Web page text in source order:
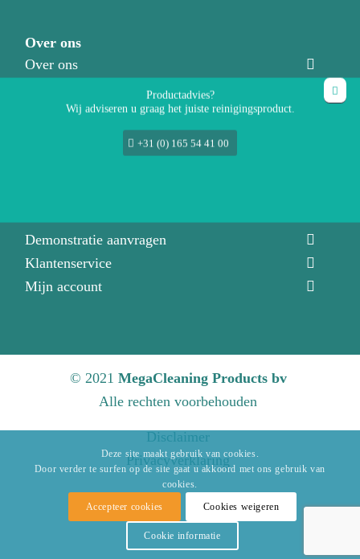
Over ons
Over ons
Productadviseurs
Demonstratie aanvragen
Klantenservice
Mijn account
© 2021 MegaCleaning Products bv
Alle rechten voorbehouden
Disclaimer
Privacyverklaring
Productadvies?
Wij adviseren u graag het juiste reinigingsproduct.
+31 (0) 165 54 41 00
Deze site maakt gebruik van cookies.
Door verder te surfen op de site gaat u akkoord met ons gebruik van
cookies.
Accepteer cookies
Cookies weigeren
Cookie informatie